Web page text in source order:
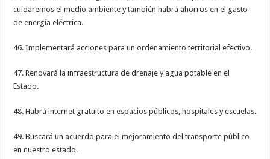
cuidaremos el medio ambiente y también habrá ahorros en el gasto
de energía eléctrica.
46. Implementará acciones para un ordenamiento territorial efectivo.
47. Renovará la infraestructura de drenaje y agua potable en el
Estado.
48. Habrá internet gratuito en espacios públicos, hospitales y escuelas.
49. Buscará un acuerdo para el mejoramiento del transporte público
en nuestro estado.